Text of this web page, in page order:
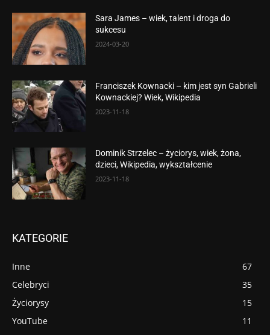
Sara James – wiek, talent i droga do
sukcesu
2024-03-20
Franciszek Kownacki – kim jest syn Gabrieli
Kownackiej? Wiek, Wikipedia
2023-11-18
Dominik Strzelec – życiorys, wiek, żona,
dzieci, Wikipedia, wykształcenie
2023-11-18
KATEGORIE
Inne
67
Celebryci
35
Życiorysy
15
YouTube
11